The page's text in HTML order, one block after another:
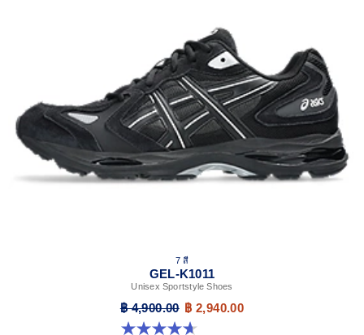
7 สี
GEL-K1011
Unisex Sportstyle Shoes
฿ 4,900.00 ฿ 2,940.00
4.7 จาก 5 ดาว 6 รีวิว